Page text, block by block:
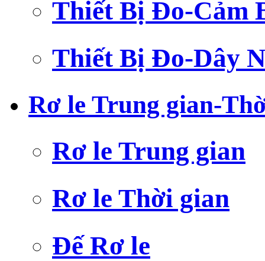
Thiết Bị Đo-Cảm
Thiết Bị Đo-Dây
Rơ le Trung gian-
Rơ le Trung gian
Rơ le Thời gian
Đế Rơ le